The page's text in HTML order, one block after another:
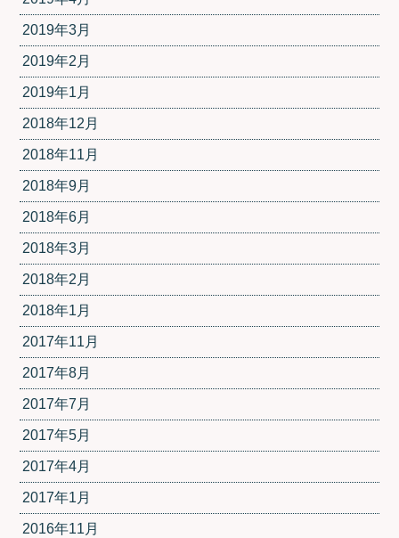
2019年3月
2019年2月
2019年1月
2018年12月
2018年11月
2018年9月
2018年6月
2018年3月
2018年2月
2018年1月
2017年11月
2017年8月
2017年7月
2017年5月
2017年4月
2017年1月
2016年11月